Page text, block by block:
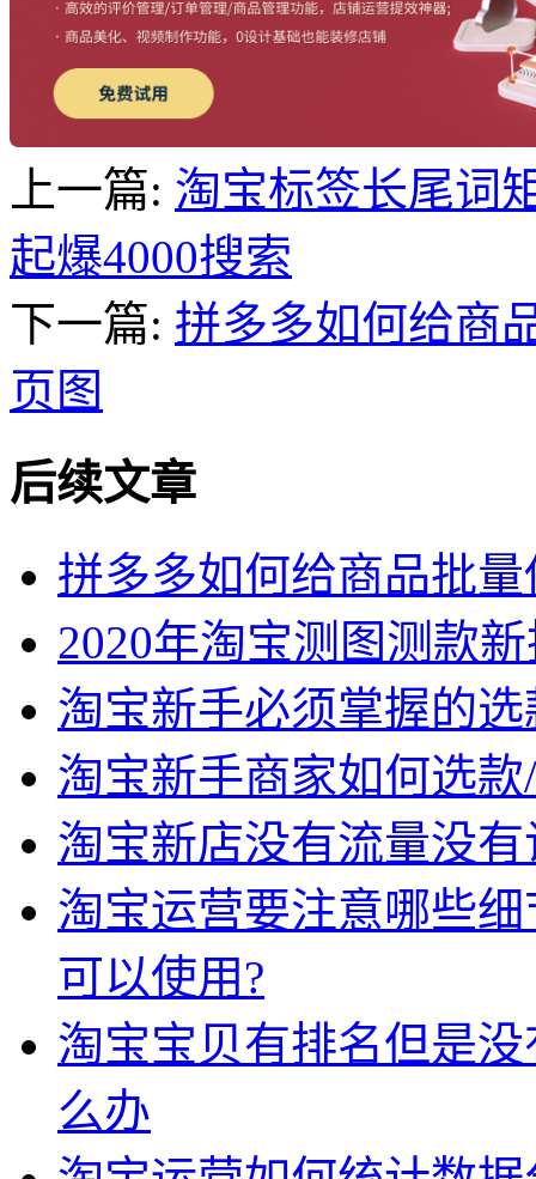
上一篇: 淘宝标签长尾词
起爆4000搜索
下一篇: 拼多多如何给商
页图
后续文章
拼多多如何给商品批
2020年淘宝测图测款
淘宝新手必须掌握的
淘宝新手商家如何选
淘宝新店没有流量没
淘宝运营要注意哪些
可以使用?
淘宝宝贝有排名但是
么办